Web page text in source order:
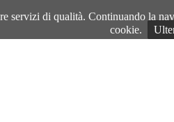
2026
servizi di qualità. Continuando la
cookie.